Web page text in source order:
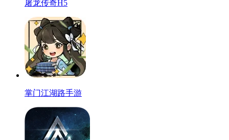
屠龙传奇H5
掌门江湖路手游